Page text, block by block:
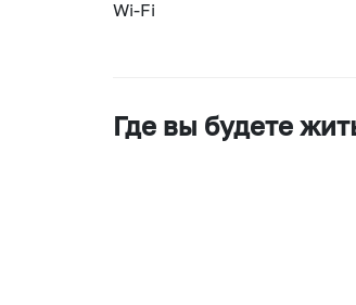
Wi-Fi
Где вы будете